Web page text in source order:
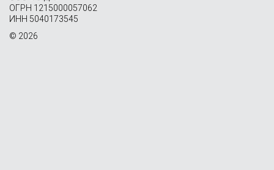
ОГРН 1215000057062
ИНН 5040173545
© 2026